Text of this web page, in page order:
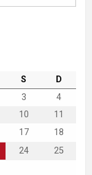
S
D
3
4
10
11
17
18
24
25